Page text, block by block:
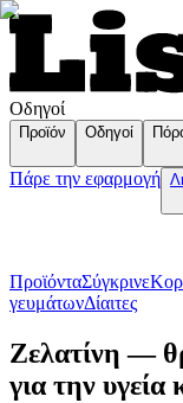
Οδηγοί
Προϊόν Οδηγοί
Πάρε την εφαρμογή
ΠροϊόνταΣύγκρινε
γευμάτωνΔίαιτες
Ζελατίνη —
για την